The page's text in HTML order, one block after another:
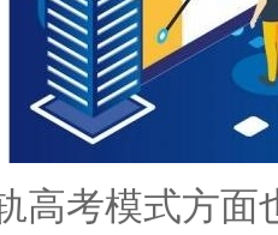
考模式方面